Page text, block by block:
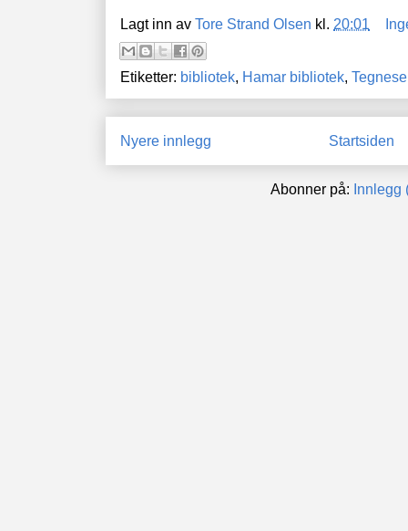
Lagt inn av Tore Strand Olsen kl. 20:01
Etiketter: bibliotek Hamar bibliotek
Nyere innlegg Startsiden
Abonner på: Innlegg